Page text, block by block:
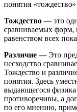
понятия
Тождество — это
сравниваемых форм,
равенством всех
Различие —Это
несходство
Тождество и
понятия. Здесь
выдающегося
противоречивы, а
по его мнению,